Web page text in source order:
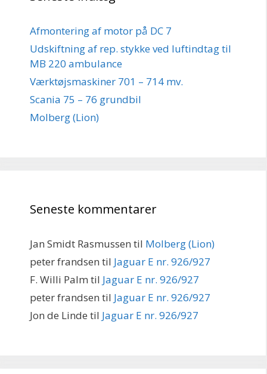
Afmontering af motor på DC 7
Udskiftning af rep. stykke ved luftindtag til
MB 220 ambulance
Værktøjsmaskiner 701 – 714 mv.
Scania 75 – 76 grundbil
Molberg (Lion)
Seneste kommentarer
Jan Smidt Rasmussen til Molberg (Lion)
peter frandsen til Jaguar E nr. 926/927
F. Willi Palm til Jaguar E nr. 926/927
peter frandsen til Jaguar E nr. 926/927
Jon de Linde til Jaguar E nr. 926/927